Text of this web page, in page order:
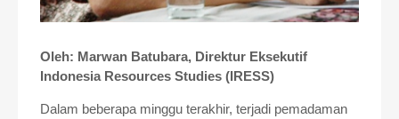
Oleh: Marwan Batubara, Direktur Eksekutif
Indonesia Resources Studies (IRESS)
Dalam beberapa minggu terakhir, terjadi pemadaman